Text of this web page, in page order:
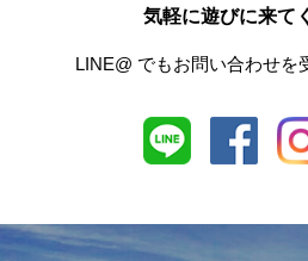
気軽に遊びに来て
LINE@ でもお問い合わせを